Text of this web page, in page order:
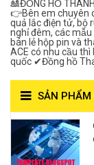
🎎ĐỒNG HỒ
👉Bên em chuyên
quả lắc điện tử, bộ
nghỉ đêm, các
bán lẻ hộp pin và
ACE có nhu cầu
quốc ✔Đồng hồ
SẢN PHẨM